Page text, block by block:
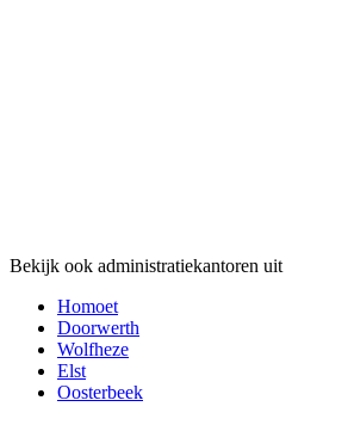
Bekijk ook administratiekantoren uit
Homoet
Doorwerth
Wolfheze
Elst
Oosterbeek